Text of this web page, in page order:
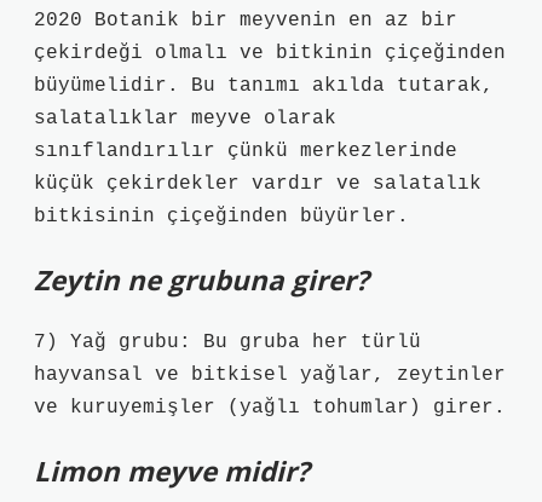
2020 Botanik bir meyvenin en az bir
çekirdeği olmalı ve bitkinin çiçeğinden
büyümelidir. Bu tanımı akılda tutarak,
salatalıklar meyve olarak
sınıflandırılır çünkü merkezlerinde
küçük çekirdekler vardır ve salatalık
bitkisinin çiçeğinden büyürler.
Zeytin ne grubuna girer?
7) Yağ grubu: Bu gruba her türlü
hayvansal ve bitkisel yağlar, zeytinler
ve kuruyemişler (yağlı tohumlar) girer.
Limon meyve midir?